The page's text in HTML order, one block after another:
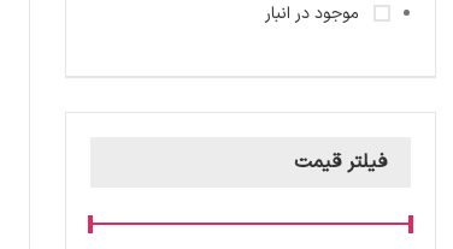
موجود در انبار
فیلتر قیمت